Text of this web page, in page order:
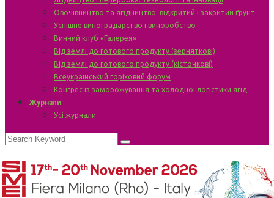
Овочівництво та ягідництво: відкритий і закритий ґрунт
Успішне виноградарство і виноробство
Винний клуб «Галерея»
Від землі до готового продукту (зерняткові)
Від землі до готового продукту (кісточкові)
Всеукраїнський горіховий форум
Конгрес із заморожування та холодної логістики ягід
Журнали
Усі журнали